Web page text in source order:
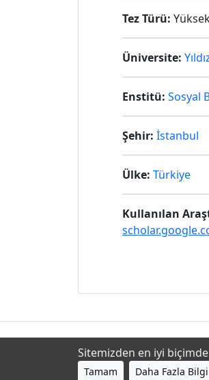
Tez Türü:
Üniversite:
Enstitü: Sosyal
Şehir: İstanbul
Ülke: Türkiye
Kullanılan
Sitemizden en iyi
Tamam Daha Fazla Bilgi